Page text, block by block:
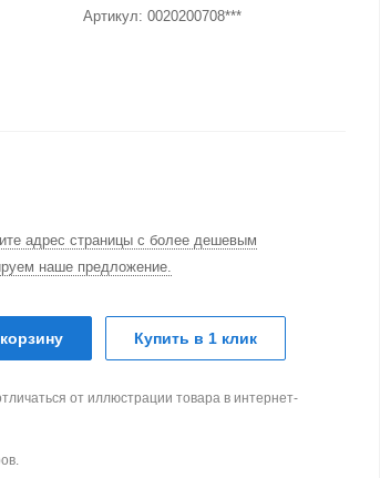
Артикул: 0020200708***
адрес страницы с более дешевым
наше предложение.
Купить в 1 клик
от иллюстрации товара в интернет-